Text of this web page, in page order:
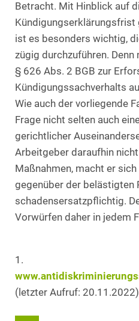
Betracht. Mit Hinblick auf
Kündigungserklärungsfrist
ist es besonders wichtig,
zügig durchzuführen.
§ 626 Abs. 2 BGB zur
Kündigungssachverhalts
Wie auch der vorliegende
Frage nicht selten auch
gerichtlicher
Arbeitgeber daraufhin
Maßnahmen, macht er
gegenüber der belästigten
schadensersatzpflichtig.
Vorwürfen daher in jedem
1.
(letzter Aufruf: 20.11.2022)